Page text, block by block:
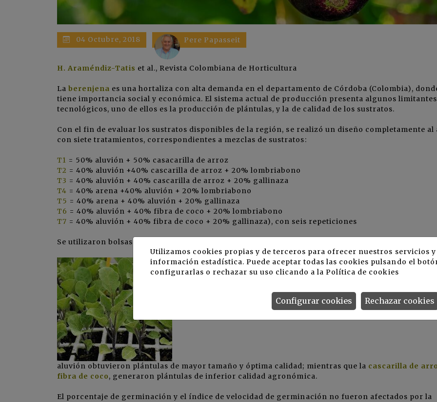
04 Octubre, 2018 Pere Papasseit
H. Araméndiz-Tatis et al., Revista Colombiana de Horticultura
Laberenjena es una hortaliza con alta demanda en el departamento de Córdoba (Colombia),
tiene importancia social y económica. El sistema actual de producción presenta algunos limitantes
tecnológicos, uno de ellos es la producción de plántulas, y la de calidad de los sustratos.
Con el fin de evaluar los sustratos disponibles de la región, se realizó un diseño completamente al
con siete tratamientos, correspondientes a mezclas de sustratos:
T1 = 50% aluvión + 50% casacarilla de arroz
T2 = 40% aluvión +40% cascarilla de arroz + 20% lombriabono
T3 = 40% aluvión + 40% cascarilla de arroz + 20% gallinaza
T4 = 40% arena +40% aluvión + 20% lombriabono
T5 = 40% arena + 40% aluvión + 20% gallinaza
T6 = 40% aluvión + 40% fibra de coco + 20% lombriabono
T7 = 40% aluvión + 40% fibra de coco + 20% gallinaza), con seis repeticiones
Se utilizaron bolsas de polipropileno de 6 x 8 pulgadas y semillas del cultivar CO-029.
Los sustratos constituidos por mezcla de lombriabono o gallinaza,
aluvión obtuvieron plántulas de mayor tamaño y óptima calidad; mientras que la cascarilla de
fibra de coco, generaron plántulas de inferior calidad agronómica.
El porcentaje de germinación y el índice de velocidad de germinación no fueron afectados por la
Utilizamos cookies propias y de terceros para ofrecer nuestros servicios
información estadística. Puede aceptar todas las cookies pulsando el
configurarlas o rechazar su uso clicando a la Política de cookies
Rechazar cookies
Configurar cookies